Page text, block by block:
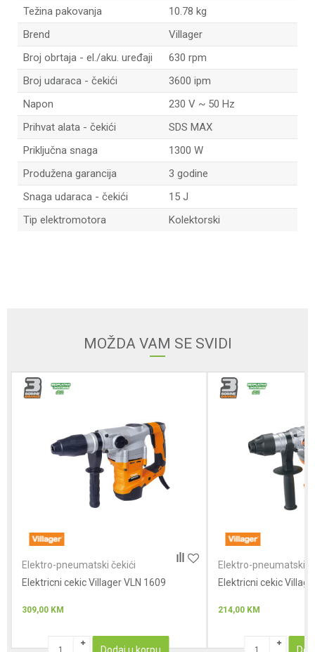
Težina pakovanja
10.78 kg
Brend
Villager
Broj obrtaja - el./aku. uređaji
630 rpm
Broj udaraca - čekići
3600 ipm
Napon
230 V ~ 50 Hz
Prihvat alata - čekići
SDS MAX
Priključna snaga
1300 W
Produžena garancija
3 godine
Snaga udaraca - čekići
15 J
Tip elektromotora
Kolektorski
Poruka
Anti-spam zaštita - izračunajte koliko je 4 + 1 :
MOŽDA VAM SE SVIDI
Elektro-pneumatski čekići
Elektricni cekic Villager VLN 1609
309,00 KM
Elektro-pneumatski
Elektricni cekic
214,00 KM